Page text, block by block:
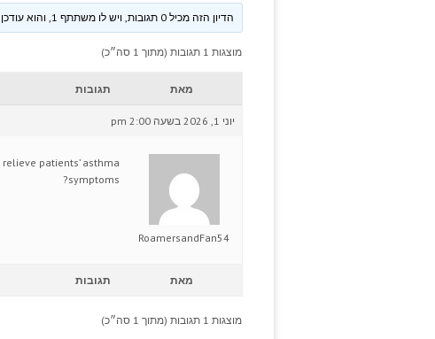
הדיון הזה מכיל 0 תגובות, ויש לו משתתף 1, והוא עודכן לאחרונה ע״י
מוצגות 1 תגובות (מתוך 1 סה״כ)
מאת תגובות
יוני 1, 2026 בשעה 2:00 pm
RoamersandFan54
relieve patients’ asthma
symptoms?
מאת תגובות
מוצגות 1 תגובות (מתוך 1 סה״כ)